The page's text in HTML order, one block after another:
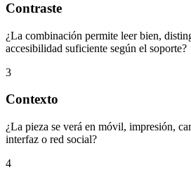
Contraste
¿La combinación permite leer bien,
accesibilidad suficiente según el soporte?
3
Contexto
¿La pieza se verá en móvil, impresión,
interfaz o red social?
4